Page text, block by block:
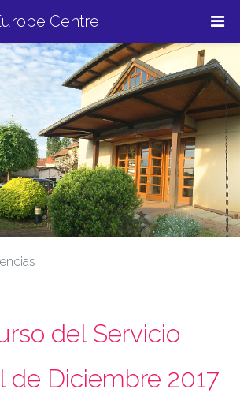
Centre
del Servicio
de Diciembre 2017